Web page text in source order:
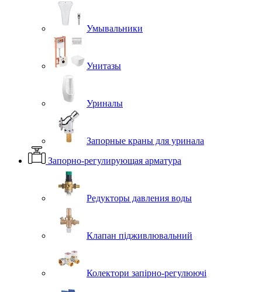
Умывальники
Унитазы
Уриналы
Запорные краны для уринала
Запорно-регулирующая арматура
Редукторы давления воды
Клапан підживлювальний
Колектори запірно-регулюючі